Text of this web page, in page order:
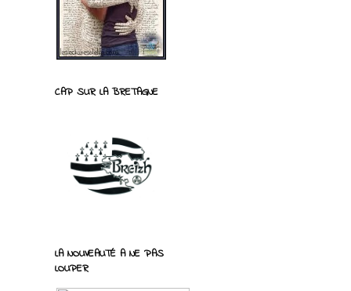
CAP SUR LA BRETAGNE
LA NOUVEAUTÉ A NE PAS
LOUPER